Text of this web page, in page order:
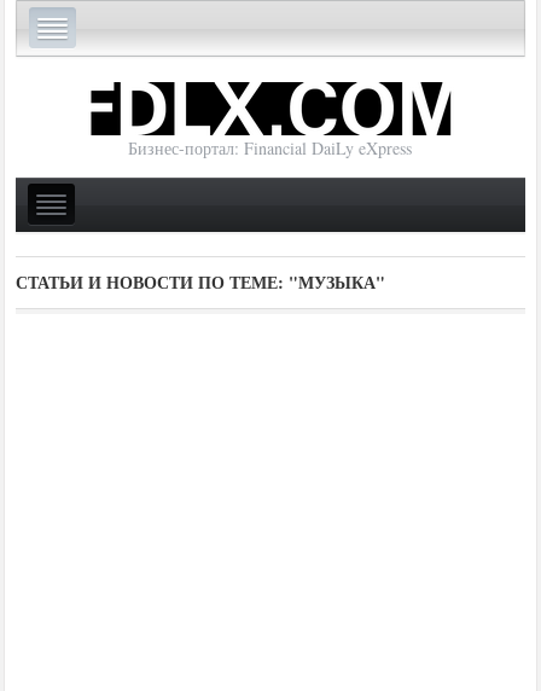
Бизнес-портал: Financial DaiLy eXpress
СТАТЬИ И НОВОСТИ ПО ТЕМЕ: "МУЗЫКА"